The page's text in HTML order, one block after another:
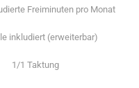
Freiminuten pro Monat
inkludiert (erweiterbar)
1/1 Taktung